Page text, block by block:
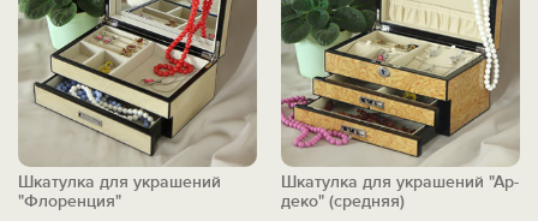
Шкатулка для украшений
"Флоренция"
Шкатулка для украшений "Ар-
деко" (средняя)